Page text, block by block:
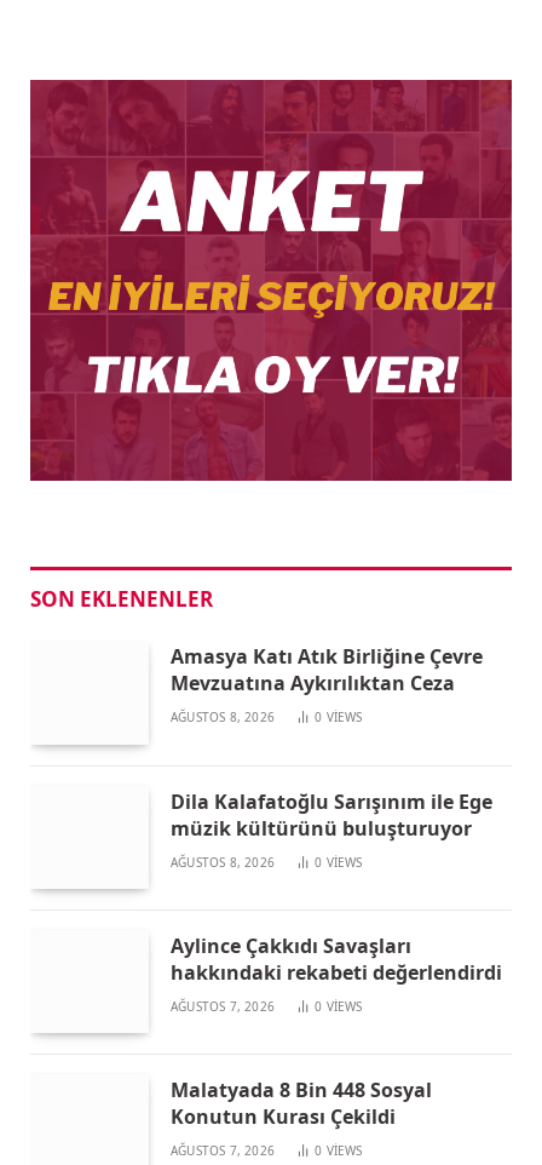
SON EKLENENLER
Amasya Katı Atık Birliğine Çevre
Mevzuatına Aykırılıktan Ceza
AĞUSTOS 8, 2026 0 VIEWS
Dila Kalafatoğlu Sarışınım ile Ege
müzik kültürünü buluşturuyor
AĞUSTOS 8, 2026 0 VIEWS
Aylince Çakkıdı Savaşları
hakkındaki rekabeti değerlendirdi
AĞUSTOS 7, 2026 0 VIEWS
Malatyada 8 Bin 448 Sosyal
Konutun Kurası Çekildi
AĞUSTOS 7, 2026 0 VIEWS